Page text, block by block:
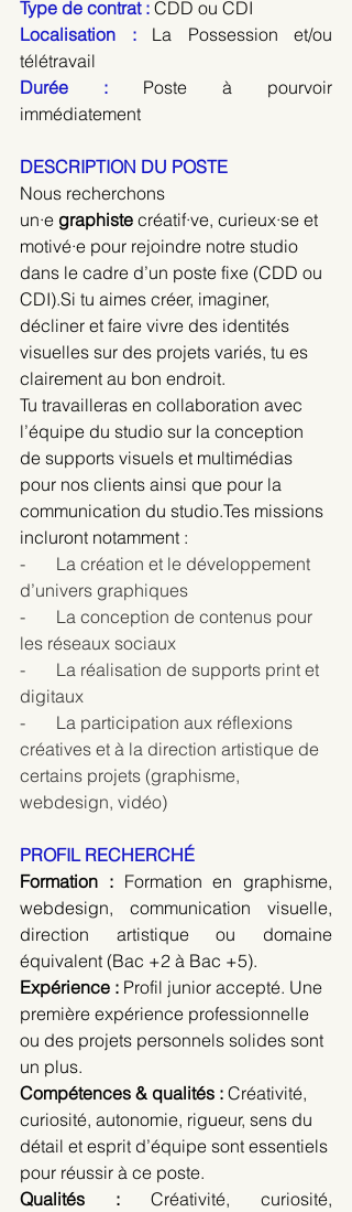
Type de contrat : CDD ou CDI
Localisation : La Possession et/ou
télétravail
Durée : Poste à pourvoir
immédiatement
DESCRIPTION DU POSTE
Nous recherchons
un·e graphiste créatif·ve, curieux·se et
motivé·e pour rejoindre notre studio
dans le cadre d’un poste fixe (CDD ou
CDI).Si tu aimes créer, imaginer,
décliner et faire vivre des identités
visuelles sur des projets variés, tu es
clairement au bon endroit.
Tu travailleras en collaboration avec
l’équipe du studio sur la conception
de supports visuels et multimédias
pour nos clients ainsi que pour la
communication du studio.Tes missions
incluront notamment :
-       La création et le développement
d’univers graphiques
-       La conception de contenus pour
les réseaux sociaux
-       La réalisation de supports print et
digitaux
-       La participation aux réflexions
créatives et à la direction artistique de
certains projets (graphisme,
webdesign, vidéo)
PROFIL RECHERCHÉ
Formation : Formation en graphisme,
webdesign, communication visuelle,
direction artistique ou domaine
équivalent (Bac +2 à Bac +5).
Expérience : Profil junior accepté. Une
première expérience professionnelle
ou des projets personnels solides sont
un plus.
Compétences & qualités : Créativité,
curiosité, autonomie, rigueur, sens du
détail et esprit d’équipe sont essentiels
pour réussir à ce poste.
Qualités : Créativité, curiosité,